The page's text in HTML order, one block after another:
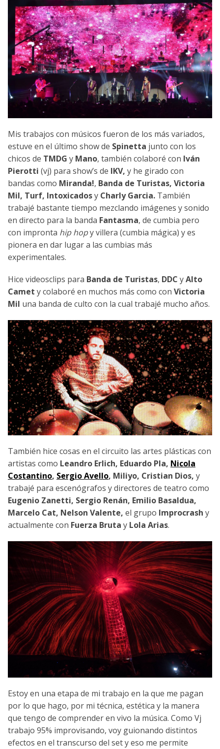
Mis trabajos con músicos fueron de los más variados,
estuve en el último show de Spinetta junto con los
chicos de TMDG y Mano, también colaboré con Iván
Pierotti (vj) para show’s de IKV, y he girado con
bandas como Miranda!, Banda de Turistas, Victoria
Mil, Turf, Intoxicadosy Charly Garcia. También
trabajé bastante tiempo mezclando imágenes y sonido
en directo para la banda Fantasma, de cumbia pero
con impronta hip hopy villera (cumbia mágica) y es
pionera en dar lugar a las cumbias más
experimentales.
Hice videosclips para Banda de Turistas, DDC yAlto
Camet y colaboré en muchos más como con Victoria
Mil una banda de culto con la cual trabajé mucho años.
También hice cosas en el circuito las artes plásticas con
artistas como Leandro Erlich, Eduardo Pla, Nicola
Costantino, Sergio Avello, Miliyo, Cristian Dios, y
trabajé para escenógrafos y directores de teatro como
Eugenio Zanetti, Sergio Renán, Emilio Basaldua,
Marcelo Cat, Nelson Valente, el grupo Improcrash y
actualmente con Fuerza Bruta y Lola Arias.
Estoy en una etapa de mi trabajo en la que me pagan
por lo que hago, por mi técnica, estética y la manera
que tengo de comprender en vivo la música. Como Vj
trabajo 95% improvisando, voy guionando distintos
efectos en el transcurso del set y eso me permite